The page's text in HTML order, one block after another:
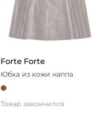
Forte Forte
Юбка из кожи наппа
Товар закончился